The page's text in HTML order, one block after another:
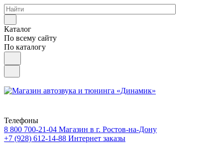
Каталог
По всему сайту
По каталогу
Телефоны
8 800 700-21-04 Магазин в г. Ростов-на-Дону
+7 (928) 612-14-88 Интернет заказы